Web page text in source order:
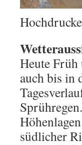
Heute
auch bis in
südlicher